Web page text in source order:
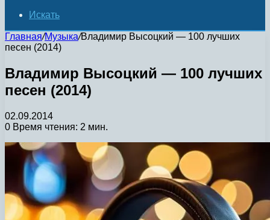
Искать
Главная/Музыка/Владимир Высоцкий — 100 лучших
песен (2014)
Владимир Высоцкий — 100 лучших
песен (2014)
02.09.2014
0 Время чтения: 2 мин.